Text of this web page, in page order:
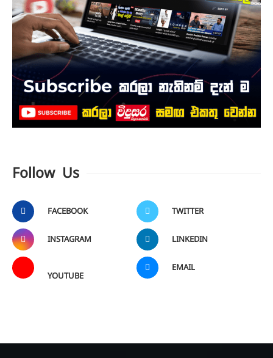
Follow Us
FACEBOOK TWITTER
INSTAGRAM LINKEDIN
YOUTUBE
EMAIL